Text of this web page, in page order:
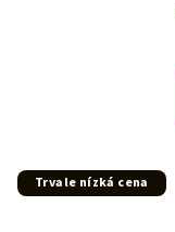
Trvale nízká cena